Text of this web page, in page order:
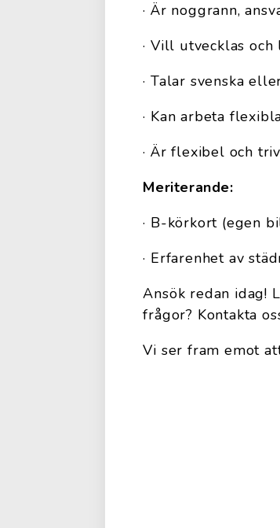
· Är noggrann,
· Vill utvecklas
· Talar svenska
· Kan arbeta
· Är flexibel och
Meriterande:
· B-körkort (egen
· Erfarenhet av
Ansök redan idag!
frågor? Kontakta
Vi ser fram emot